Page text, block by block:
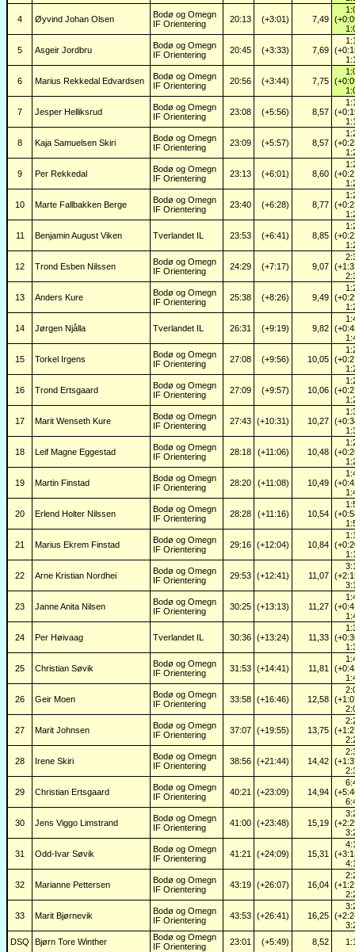
4 Øyvind Johan Olsen
Bodø og Omegn
IF Orientering
20:13 (+3:01) 7,49
5 Asgeir Jordbru
Bodø og Omegn
IF Orientering
20:45 (+3:33) 7,69
6 Marius Rekkedal Edvardsen
Bodø og Omegn
IF Orientering
20:56 (+3:44) 7,75
7 Jesper Helliksrud
Bodø og Omegn
IF Orientering
23:08 (+5:56) 8,57
8 Kaja Samuelsen Skiri
Bodø og Omegn
IF Orientering
23:09 (+5:57) 8,57
9 Per Rekkedal
Bodø og Omegn
IF Orientering
23:13 (+6:01) 8,60
10 Marte Fallbakken Berge
Bodø og Omegn
IF Orientering
23:40 (+6:28) 8,77
11 Benjamin August Viken Tverlandet IL 23:53 (+6:41) 8,85
12 Trond Esben Nilssen
Bodø og Omegn
IF Orientering
24:29 (+7:17) 9,07
13 Anders Kure
Bodø og Omegn
IF Orientering
25:38 (+8:26) 9,49
14 Jørgen Njålla Tverlandet IL 26:31 (+9:19) 9,82
15 Torkel Irgens
Bodø og Omegn
IF Orientering
27:08 (+9:56) 10,05
16 Trond Ertsgaard
Bodø og Omegn
IF Orientering
27:09 (+9:57) 10,06
17 Marit Wenseth Kure
Bodø og Omegn
IF Orientering
27:43 (+10:31) 10,27
18 Leif Magne Eggestad
Bodø og Omegn
IF Orientering
28:18 (+11:06) 10,48
19 Martin Finstad
Bodø og Omegn
IF Orientering
28:20 (+11:08) 10,49
20 Erlend Holter Nilssen
Bodø og Omegn
IF Orientering
28:28 (+11:16) 10,54
21 Marius Ekrem Finstad
Bodø og Omegn
IF Orientering
29:16 (+12:04) 10,84
22 Arne Kristian Nordhei
Bodø og Omegn
IF Orientering
29:53 (+12:41) 11,07
23 Janne Anita Nilsen
Bodø og Omegn
IF Orientering
30:25 (+13:13) 11,27
24 Per Høivaag Tverlandet IL 30:36 (+13:24) 11,33
25 Christian Søvik
Bodø og Omegn
IF Orientering
31:53 (+14:41) 11,81
26 Geir Moen
Bodø og Omegn
IF Orientering
33:58 (+16:46) 12,58
27 Marit Johnsen
Bodø og Omegn
IF Orientering
37:07 (+19:55) 13,75
28 Irene Skiri
Bodø og Omegn
IF Orientering
38:56 (+21:44) 14,42
29 Christian Ertsgaard
Bodø og Omegn
IF Orientering
40:21 (+23:09) 14,94
30 Jens Viggo Limstrand
Bodø og Omegn
IF Orientering
41:00 (+23:48) 15,19
31 Odd-Ivar Søvik
Bodø og Omegn
IF Orientering
41:21 (+24:09) 15,31
32 Marianne Pettersen
Bodø og Omegn
IF Orientering
43:19 (+26:07) 16,04
33 Marit Bjørnevik
Bodø og Omegn
IF Orientering
43:53 (+26:41) 16,25
DSQ
Bjørn Tore Winther
Bodø og Omegn
IF Orientering
23:01 (+5:49) 8,52